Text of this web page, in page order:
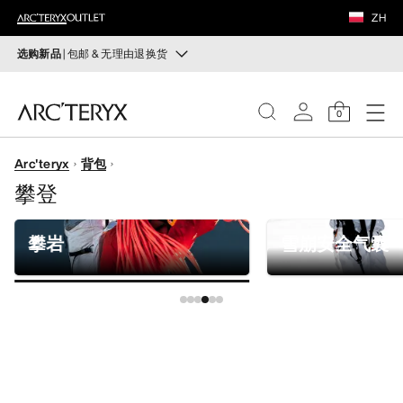
ZH
选购新品| 包邮 & 无理由退换货
运动员的需求，设计师的动力——在优化现有畅销产品的
同时，启发全新的解决方案。新款装备定期上架。
选购女士
无理由退换货
改变主意了？ 30天内购买的符合条件的商品可退换货。
开始免费退货。
0
女士
男士
鞋履
装备
VEILANCE
发现
Arc'teryx 背包
攀登
攀岩 雪崩安全气囊